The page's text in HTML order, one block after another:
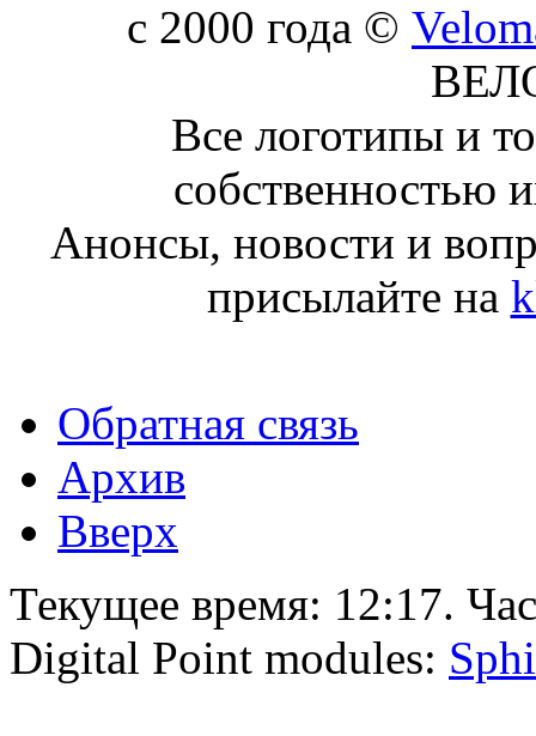
c 2000 года ©
Все логотипы и
собственностью
Анонсы, новости и
присылайте на
Обратная связь
Архив
Вверх
Текущее время: 12:17.
Digital Point modules: